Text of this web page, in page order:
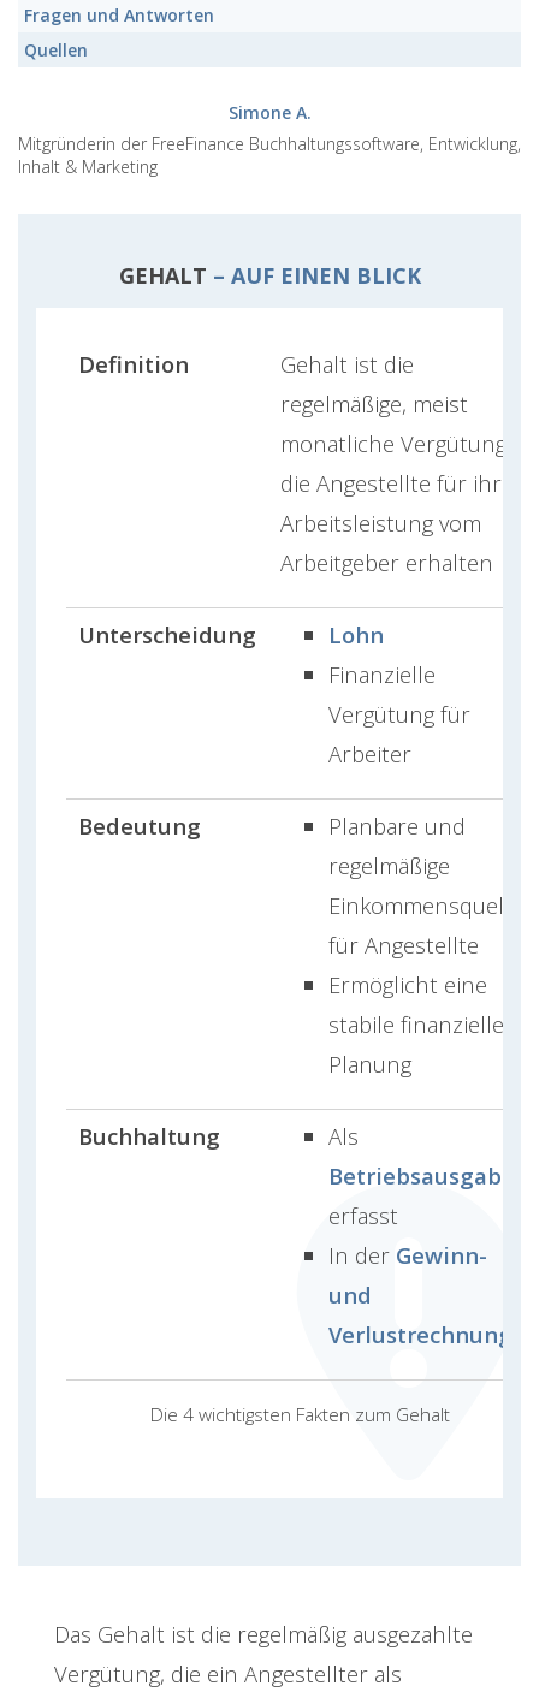
Fragen und Antworten
Quellen
Simone A.
Mitgründerin der FreeFinance Buchhaltungssoftware, Entwicklung,
Inhalt & Marketing
GEHALT – AUF EINEN BLICK
Die 4 wichtigsten Fakten zum Gehalt
Definition
Gehalt ist die
regelmäßige, meist
monatliche Vergütung,
die Angestellte für ihre
Arbeitsleistung vom
Arbeitgeber erhalten
Unterscheidung
Lohn
Finanzielle
Vergütung für
Arbeiter
Bedeutung
Planbare und
regelmäßige
Einkommensquelle
für Angestellte
Ermöglicht eine
stabile finanzielle
Planung
Buchhaltung
Als
Betriebsausgabe
erfasst
In der Gewinn-
und
Verlustrechnung
Das Gehalt ist die regelmäßig ausgezahlte
Vergütung, die ein Angestellter als